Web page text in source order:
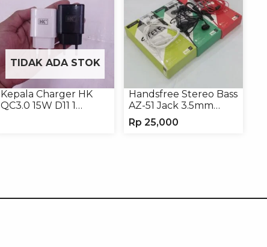
TIDAK ADA STOK
Kepala Charger HK
QC3.0 15W D11 1
Handsfree Stereo Bass
AZ-51 Jack 3.5mm
Earphone Headset
Rp 25,000